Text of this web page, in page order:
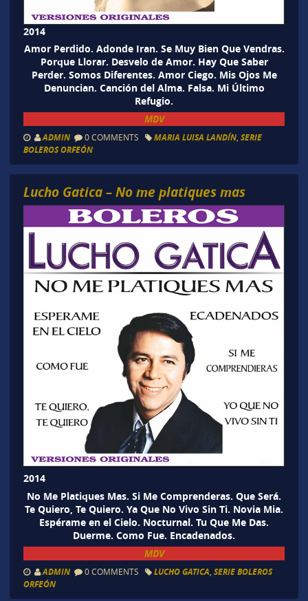
2014
Amor Perdido. Adonde Iran. Se Muy Bien Que Vendras.
Porque Llorar. Desvelo de Amor. Hay Que Saber
Perder. Somos Diferentes. Amor Ciego. Mis Ojos Me
Denuncian. Canción del Alma. Falsa. Mi Último
Refugio.
MDV
ADMIN 0 COMMENTS MARIA LUISA LANDÍN, SERIE
BOLEROS ORFEÓN
Lucho Gatica – No me platiques mas
2014
No Me Platiques Mas. Si Me Comprenderas. Que Será.
Te Quiero, Te Quiero. Ya Que No Vivo Sin Ti. Novia Mia.
Espérame en el Cielo. Nocturnal. Tu Que Me Das.
Duerme. Como Fue. Encadenados.
MDV
ADMIN 0 COMMENTS LUCHO GATICA SERIE BOLEROS
ORFEÓN